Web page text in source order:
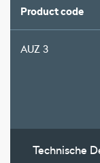
Product code
AUZ 3
Technische